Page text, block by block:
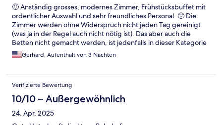
🙂 Anständig grosses, modernes Zimmer, Frühstücksbuffet mit
ordentlicher Auswahl und sehr freundliches Personal. 🙁 Die
Zimmer werden ohne Widerspruch nicht jeden Tag gereinigt
(was ja in der Regel auch nicht nötig ist). Das aber auch die
Betten nicht gemacht werden, ist jedenfalls in dieser Kategorie
ein no go.
Gerhard, Aufenthalt von 3 Nächten
Verifizierte Bewertung
10/10 – Außergewöhnlich
24. Apr. 2025